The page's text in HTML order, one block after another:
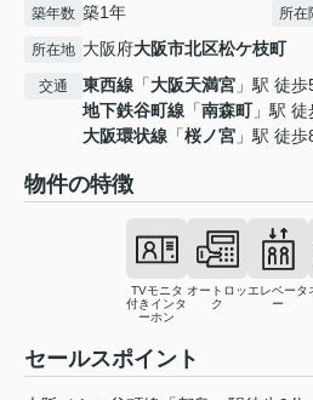
築年数 築1年 所在
所在地 大阪府大阪市北区松ケ枝町
交通 東西線 「大阪天満宮 」駅 徒
地下鉄谷町線 「南森町」駅 徒
大阪環状線 「桜ノ宮 」駅 徒
物件の特徴
TVモニタ
付きインタ
ーホン
オートロッ
ク
エレベータ
ー
セールスポイント